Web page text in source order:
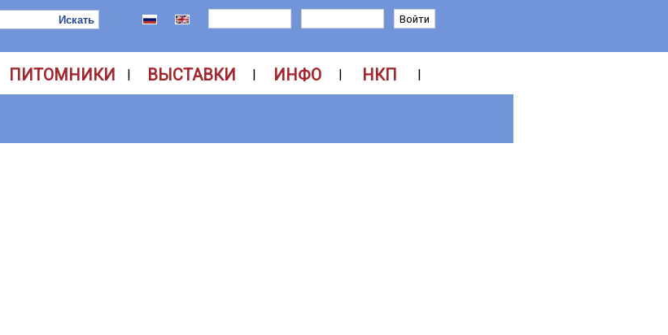
ПИТОМНИКИ | ВЫСТАВКИ | ИНФО | НКП |